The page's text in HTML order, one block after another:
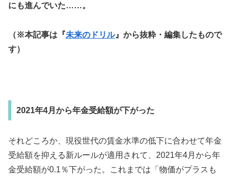
にも進んでいた……。
（※本記事は『未来のドリル』から抜粋・編集したもので
す）
2021年4月から年金受給額が下がった
それどころか、現役世代の賃金水準の低下に合わせて年金
受給額を抑える新ルールが適用されて、2021年4月から年
金受給額が0.1％下がった。これまでは「物価がプラスも